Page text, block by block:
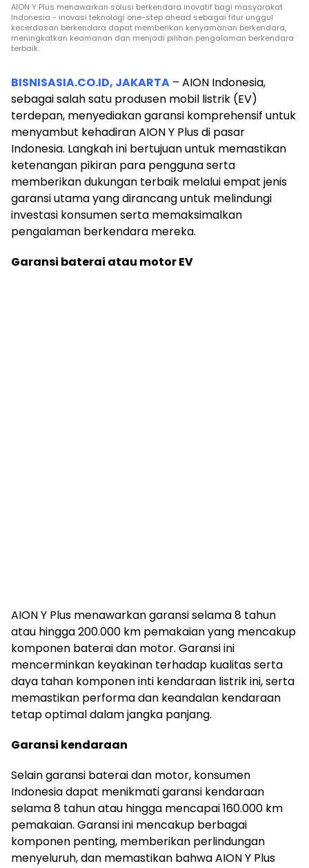
AION Y Plus menawarkan solusi berkendara inovatif bagi masyarakat
Indonesia - inovasi teknologi one-step ahead sebagai fitur unggul
kecerdasan berkendara dapat memberikan kenyamanan berkendara,
meningkatkan keamanan dan menjadi pilihan pengalaman berkendara
terbaik.
BISNISASIA.CO.ID, JAKARTA – AION Indonesia,
sebagai salah satu produsen mobil listrik (EV)
terdepan, menyediakan garansi komprehensif untuk
menyambut kehadiran AION Y Plus di pasar
Indonesia. Langkah ini bertujuan untuk memastikan
ketenangan pikiran para pengguna serta
memberikan dukungan terbaik melalui empat jenis
garansi utama yang dirancang untuk melindungi
investasi konsumen serta memaksimalkan
pengalaman berkendara mereka.
Garansi baterai atau motor EV
AION Y Plus menawarkan garansi selama 8 tahun
atau hingga 200.000 km pemakaian yang mencakup
komponen baterai dan motor. Garansi ini
mencerminkan keyakinan terhadap kualitas serta
daya tahan komponen inti kendaraan listrik ini, serta
memastikan performa dan keandalan kendaraan
tetap optimal dalam jangka panjang.
Garansi kendaraan
Selain garansi baterai dan motor, konsumen
Indonesia dapat menikmati garansi kendaraan
selama 8 tahun atau hingga mencapai 160.000 km
pemakaian. Garansi ini mencakup berbagai
komponen penting, memberikan perlindungan
menyeluruh, dan memastikan bahwa AION Y Plus